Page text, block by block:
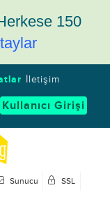
150
İletişim
Kullanıcı Girişi
Sunucu SSL